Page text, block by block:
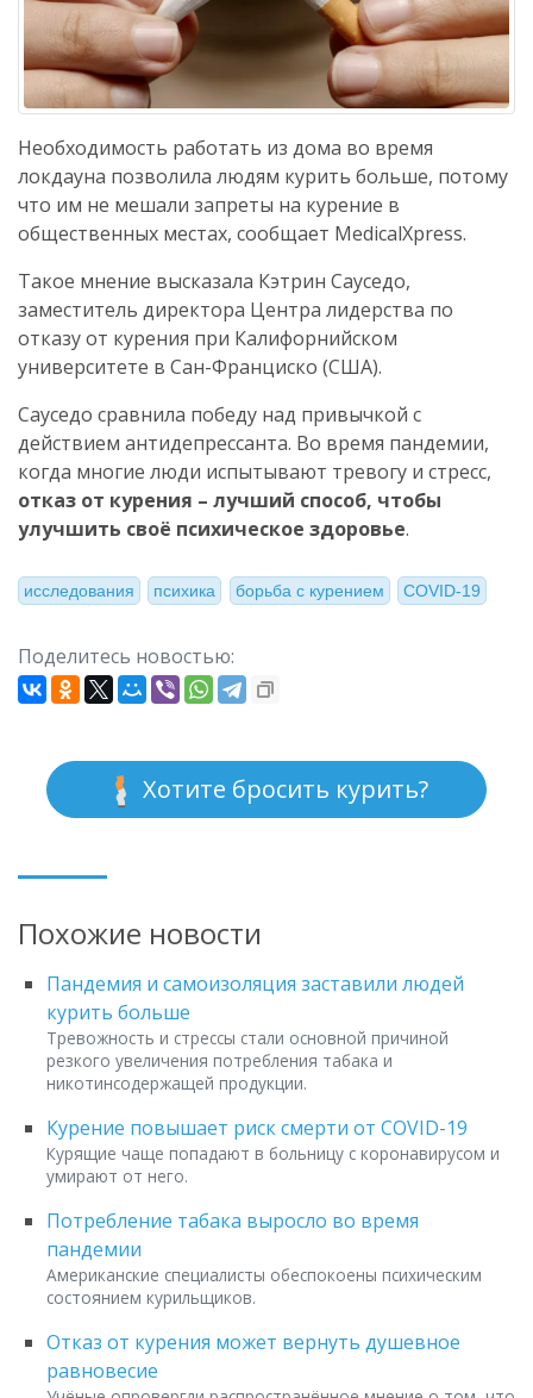
Необходимость работать из дома во время
локдауна позволила людям курить больше, потому
что им не мешали запреты на курение в
общественных местах, сообщает MedicalXpress.
Такое мнение высказала Кэтрин Сауседо,
заместитель директора Центра лидерства по
отказу от курения при Калифорнийском
университете в Сан-Франциско (США).
Сауседо сравнила победу над привычкой с
действием антидепрессанта. Во время пандемии,
когда многие люди испытывают тревогу и стресс,
отказ от курения – лучший способ, чтобы
улучшить своё психическое здоровье.
исследования психика борьба с курением COVID-19
Поделитесь новостью:
Хотите бросить курить?
Похожие новости
Пандемия и самоизоляция заставили людей
курить больше
Тревожность и стрессы стали основной причиной
резкого увеличения потребления табака и
никотинсодержащей продукции.
Курение повышает риск смерти от COVID-19
Курящие чаще попадают в больницу с коронавирусом и
умирают от него.
Потребление табака выросло во время
пандемии
Американские специалисты обеспокоены психическим
состоянием курильщиков.
Отказ от курения может вернуть душевное
равновесие